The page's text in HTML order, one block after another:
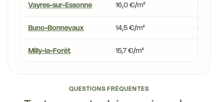
Vayres-sur-Essonne 16,0 €/m² +7,7 %
Buno-Bonnevaux 14,5 €/m² -2,5 %
Milly-la-Forêt 15,7 €/m² +6,0 %
QUESTIONS FRÉQUENTES